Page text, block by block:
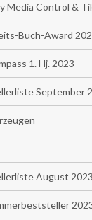
Media Control &
Buch-Award
1. Hj. 2023
September
August 2023